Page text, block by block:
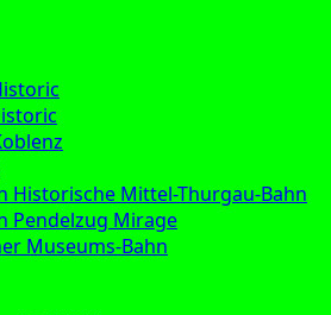
Historische Mittel-Thurgau-Bahn
Pendelzug Mirage
Museums-Bahn